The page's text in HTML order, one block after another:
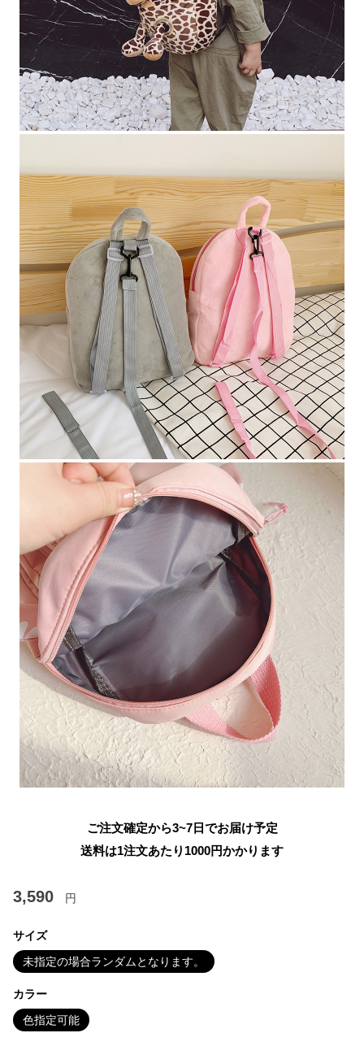
ご注文確定から3~7日でお届け予定
送料は1注文あたり 1000円かかります
3,590 円
サイズ
未指定の場合ランダムとなります。
カラー
色指定可能